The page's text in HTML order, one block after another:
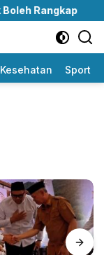
Kesehatan Sport